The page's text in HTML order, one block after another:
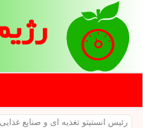
رئیس انستیتو تغذیه ای و صنایع